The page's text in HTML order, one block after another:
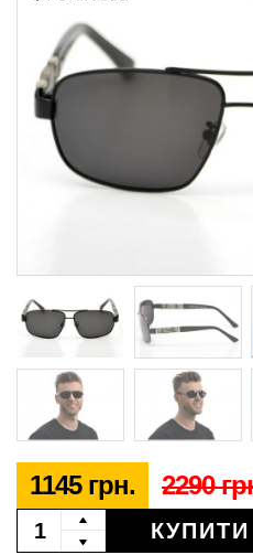
1145 грн. 2290
КУПИТИ